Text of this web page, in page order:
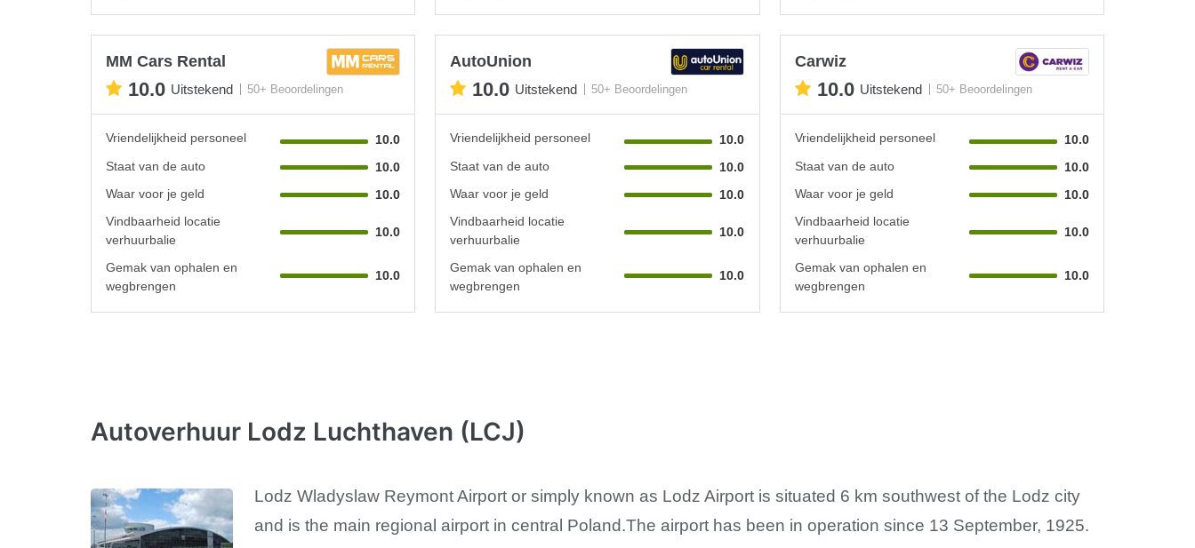
MM Cars Rental
10.0 Uitstekend 50+ Beoordelingen
Vriendelijkheid personeel
10.0
Staat van de auto
10.0
Waar voor je geld
10.0
Vindbaarheid locatie
verhuurbalie
10.0
Gemak van ophalen en
wegbrengen
10.0
AutoUnion
10.0 Uitstekend 50+ Beoordelingen
Vriendelijkheid personeel
10.0
Staat van de auto
10.0
Waar voor je geld
10.0
Vindbaarheid locatie
verhuurbalie
10.0
Gemak van ophalen en
wegbrengen
10.0
Carwiz
10.0 Uitstekend 50+ Beoordelingen
Vriendelijkheid personeel
10.0
Staat van de auto
10.0
Waar voor je geld
10.0
Vindbaarheid locatie
verhuurbalie
10.0
Gemak van ophalen en
wegbrengen
10.0
Autoverhuur Lodz Luchthaven (LCJ)
Lodz Wladyslaw Reymont Airport or simply known as Lodz Airport is situated 6 km southwest of the Lodz city
and is the main regional airport in central Poland.The airport has been in operation since 13 September, 1925.